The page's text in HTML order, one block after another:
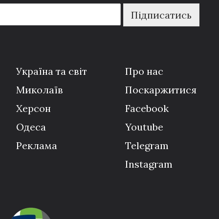
Підписатись
Україна та світ
Миколаїв
Херсон
Одеса
Реклама
Про нас
Поскаржитися
Facebook
Youtube
Telegram
Instagram